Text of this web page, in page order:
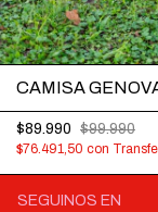
CAMISA
$89.990 $99.990
$76.491,50 con
SEGUINOS EN